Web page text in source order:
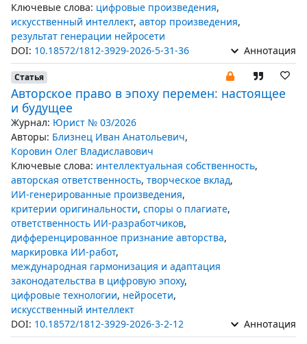
Ключевые слова: цифровые произведения,
искусственный интеллект, автор произведения,
результат генерации нейросети
DOI: 10.18572/1812-3929-2026-5-31-36 Аннотация
Статья
Авторское право в эпоху перемен: настоящее
и будущее
Журнал: Юрист № 03/2026
Авторы: Близнец Иван Анатольевич,
Коровин Олег Владиславович
Ключевые слова: интеллектуальная собственность,
авторская ответственность, творческое вклад,
ИИ-генерированные произведения,
критерии оригинальности, споры о плагиате,
ответственность ИИ-разработчиков,
дифференцированное признание авторства,
маркировка ИИ-работ,
международная гармонизация и адаптация
законодательства в цифровую эпоху,
цифровые технологии, нейросети,
искусственный интеллект
DOI: 10.18572/1812-3929-2026-3-2-12 Аннотация